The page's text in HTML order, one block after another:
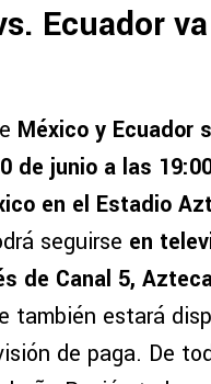
Ecuador
México y Ecuador
de junio a las
en el Estadio
seguirse en
de Canal 5,
también estará
de paga. De